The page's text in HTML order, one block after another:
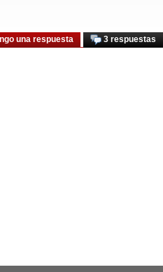
3 respuestas
una respuesta